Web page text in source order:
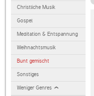
Christliche Musik
Gospel
Meditation & Entspannung
Weihnachtsmusik
Bunt gemischt
Sonstiges
Weniger Genres